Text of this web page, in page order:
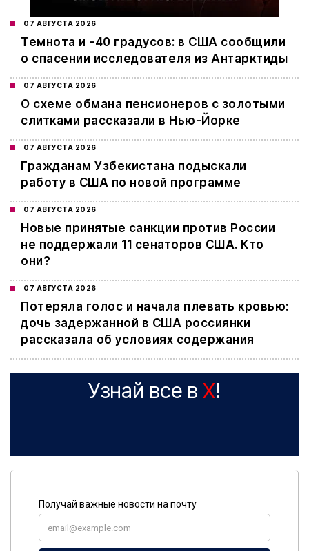
07 АВГУСТА 2026
Темнота и -40 градусов: в США сообщили
о спасении исследователя из Антарктиды
07 АВГУСТА 2026
О схеме обмана пенсионеров с золотыми
слитками рассказали в Нью-Йорке
07 АВГУСТА 2026
Гражданам Узбекистана подыскали
работу в США по новой программе
07 АВГУСТА 2026
Новые принятые санкции против России
не поддержали 11 сенаторов США. Кто
они?
07 АВГУСТА 2026
Потеряла голос и начала плевать кровью:
дочь задержанной в США россиянки
рассказала об условиях содержания
Узнай все в X!